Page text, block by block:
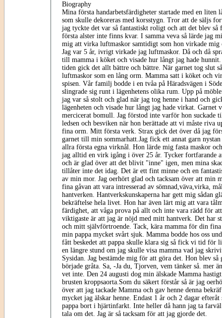
Biography
Mina första handarbetsfärdigheter startade med en liten
som skulle dekoreras med korsstygn. Tror att de säljs
jag tyckte det var så fantastiskt roligt och att det blev så
första alster inte finns kvar. I samma veva så lärde jag
mig att virka luftmaskor samtidigt som hon virkade mig
Jag var 5 år, ivrigt virkade jag luftmaskor. Då och då
till mamma i köket och visade hur långt jag hade
tiden gick det allt bättre och bättre. När garnet tog slut
luftmaskor som en lång orm. Mamma satt i köket och
spisen. Vår familj bodde i en tvåa på Häradsvägen i
slingrade sig runt i lägenhetens olika rum. Upp på
jag var så stolt och glad när jag tog henne i hand och
lägenheten och visade hur långt jag hade virkat. Garnet
mercicerat bomull. Jag förstod inte varför hon suckade
ledsen och besviken när hon berättade att vi måste riva
fina orm. Mitt första verk. Strax gick det över då jag
garnet till min sommarhatt.Jag fick ett annat garn
allra första egna virknål. Hon lärde mig fasta maskor
jag alltid en virk igång i över 25 år. Tycker fortfarande
och är glad över att det blivit "inne" igen, men mina
tillåter inte det idag. Det är ett fint minne och en
av min mor. Jag oerhört glad och tacksam över att min
fina gåvan att vara intresserad av sömnad,väva,virka,
hantverken. Hantverkskunskaperna har gett mig sådan
bekräftelse hela livet. Hon har även lärt mig att vara
färdighet, att våga prova på allt och inte vara rädd för
viktigaste är att jag är nöjd med mitt hantverk. Det har
och mitt självförtroende. Tack, kära mamma för din fina
min pappa mycket svårt sjuk. Mamma bodde hos oss
fått beskedet att pappa skulle klara sig så fick vi tid för
en längre stund om jag skulle visa mamma vad jag
Sysidan. Jag bestämde mig för att göra det. Hon blev
började gråta. Sa, -Ja du, Tjorven, vem tänker så. mer
vet inte. Den 24 augusti dog min älskade Mamma
brusten kroppsaorta.Som du säkert förstår så är jag
över att jag tackade Mamma och gav henne denna
mycket jag älskar henne. Endast 1 år och 2 dagar efteråt
pappa bort i hjärtinfarkt. Inte heller då hann jag ta
tala om det. Jag är så tacksam för att jag gjorde det.